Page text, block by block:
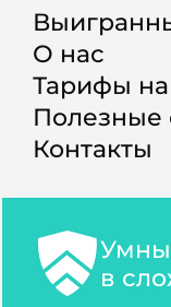
О нас
Тарифы
Полезные
Контакты
в